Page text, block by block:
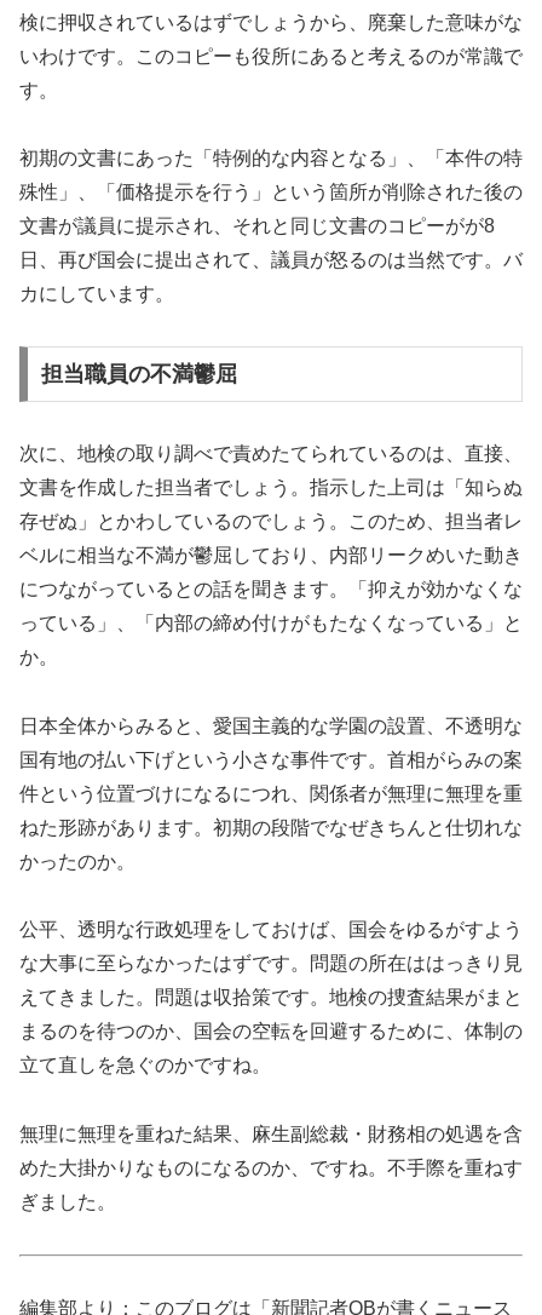
検に押収されているはずでしょうから、廃棄した意味がな
いわけです。このコピーも役所にあると考えるのが常識で
す。
初期の文書にあった「特例的な内容となる」、「本件の特
殊性」、「価格提示を行う」という箇所が削除された後の
文書が議員に提示され、それと同じ文書のコピーがが8
日、再び国会に提出されて、議員が怒るのは当然です。バ
カにしています。
担当職員の不満鬱屈
次に、地検の取り調べで責めたてられているのは、直接、
文書を作成した担当者でしょう。指示した上司は「知らぬ
存ぜぬ」とかわしているのでしょう。このため、担当者レ
ベルに相当な不満が鬱屈しており、内部リークめいた動き
につながっているとの話を聞きます。「抑えが効かなくな
っている」、「内部の締め付けがもたなくなっている」と
か。
日本全体からみると、愛国主義的な学園の設置、不透明な
国有地の払い下げという小さな事件です。首相がらみの案
件という位置づけになるにつれ、関係者が無理に無理を重
ねた形跡があります。初期の段階でなぜきちんと仕切れな
かったのか。
公平、透明な行政処理をしておけば、国会をゆるがすよう
な大事に至らなかったはずです。問題の所在ははっきり見
えてきました。問題は収拾策です。地検の捜査結果がまと
まるのを待つのか、国会の空転を回避するために、体制の
立て直しを急ぐのかですね。
無理に無理を重ねた結果、麻生副総裁・財務相の処遇を含
めた大掛かりなものになるのか、ですね。不手際を重ねす
ぎました。
編集部より：このブログは「新聞記者OBが書くニュース